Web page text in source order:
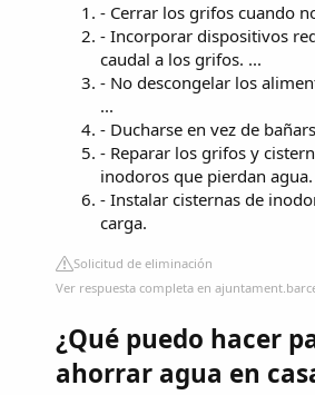
- Cerrar los grifos cuando
- Incorporar dispositivos
caudal a los grifos. ...
- No descongelar los
...
- Ducharse en vez de
- Reparar los grifos y
inodoros que pierdan agua.
- Instalar cisternas de
carga.
Solicitud de eliminación
Ver respuesta completa en
¿Qué puedo hacer
ahorrar agua en